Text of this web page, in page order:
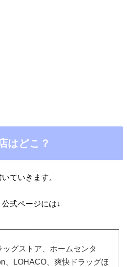
はどこ？
ていきます。
式ページには↓
グストア、ホームセンタ
、LOHACO、爽快ドラッグほ